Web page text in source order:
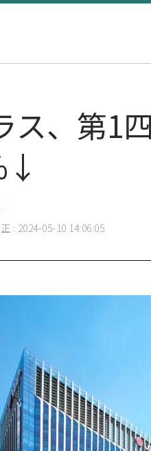
ス、第1
: 2024-05-10 14:06:05